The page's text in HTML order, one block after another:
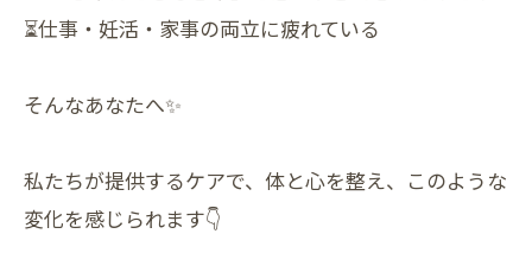
⏳仕事・妊活・家事の両立に疲れている
そんなあなたへ✨
私たちが提供するケアで、体と心を整え、このような
変化を感じられます👇